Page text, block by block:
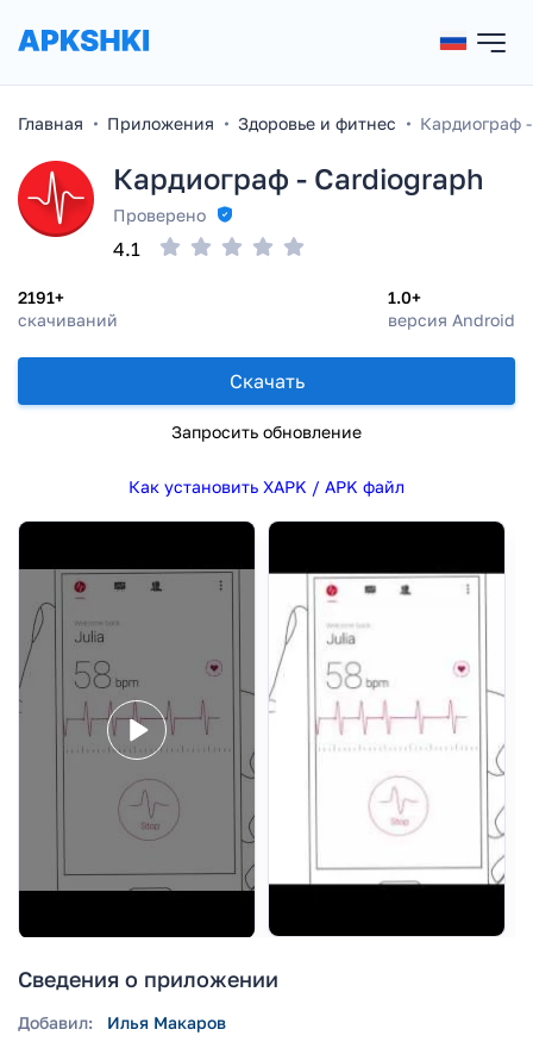
Главная Приложения Здоровье и фитнес Кардиограф
Кардиограф - Cardiograph
Проверено
2191+
скачиваний
1.0+
версия Android
4.1
Скачать
Запросить обновление
Как установить XAPK / APK файл
Сведения о приложении
Добавил:
Илья Макаров